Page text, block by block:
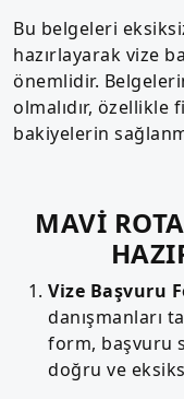
Bu belgeleri
hazırlayarak vize
önemlidir.
olmalıdır,
bakiyelerin
MAVİ
Vize Başvuru
danışmanları
form, başvuru
doğru ve